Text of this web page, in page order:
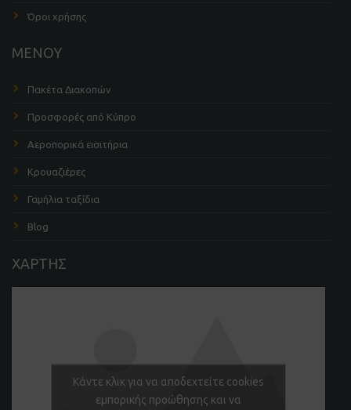
Όροι χρήσης
ΜΕΝΟΥ
Πακέτα Διακοπών
Προσφορές από Κύπρο
Αεροπορικά εισιτήρια
Κρουαζιέρες
Γαμήλια ταξίδια
Blog
ΧΑΡΤΗΣ
Κάντε κλικ για να αποδεχτείτε cookies
εμπορικής προώθησης και να